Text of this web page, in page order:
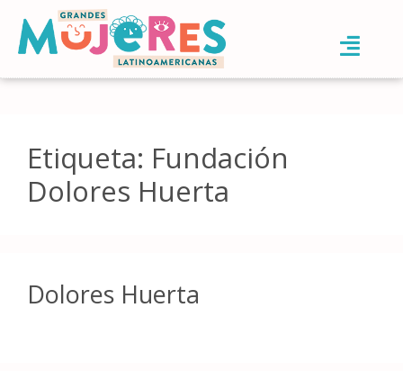
Etiqueta: Fundación
Dolores Huerta
Dolores Huerta